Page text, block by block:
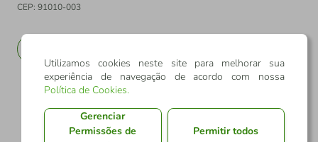
CEP: 91010-003
Utilizamos cookies neste site para melhorar sua
experiência de navegação de acordo com nossa
Política de Cookies.
Gerenciar
Permissões de
Permitir todos